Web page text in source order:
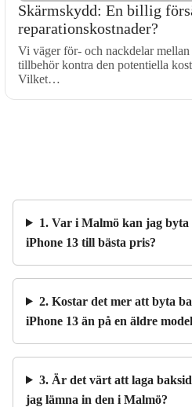
Skärmskydd: En billig
reparationskostnader?
Vi väger för- och nackdelar
tillbehör kontra den potentiella
Vilket…
1. Var i Malmö kan jag byta
iPhone 13 till bästa pris?
2. Kostar det mer att byta
iPhone 13 än på en äldre
3. Är det värt att laga
jag lämna in den i Malmö?